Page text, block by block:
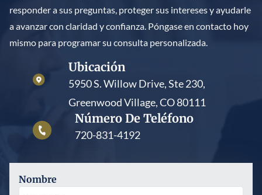
responder a sus preguntas, proteger sus intereses y ayudarle
a avanzar con claridad y confianza. Póngase en contacto hoy
mismo para programar su consulta personalizada.
Ubicación
5950 S. Willow Drive, Ste 230,
Greenwood Village, CO 80111
Número De Teléfono
720-831-4192
Nombre